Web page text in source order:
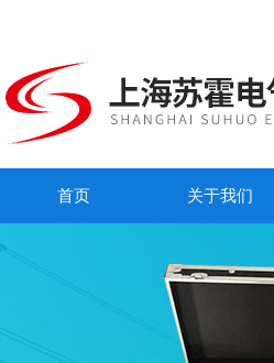
首页 关于我们